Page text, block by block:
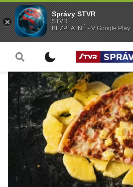
Správy STVR
STVR
BEZPLATNÉ - V Google Play